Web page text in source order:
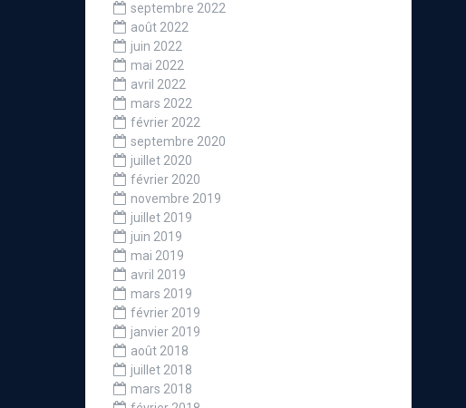
septembre 2022
août 2022
juin 2022
mai 2022
avril 2022
mars 2022
février 2022
septembre 2020
juillet 2020
février 2020
novembre 2019
juillet 2019
juin 2019
mai 2019
avril 2019
mars 2019
février 2019
janvier 2019
août 2018
juillet 2018
mars 2018